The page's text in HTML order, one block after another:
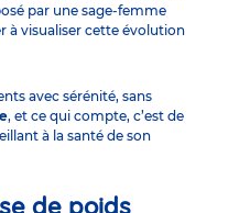
par une sage-femme
à visualiser cette évolution
avec sérénité, sans
, et ce qui compte, c’est de
à la santé de son
de poids